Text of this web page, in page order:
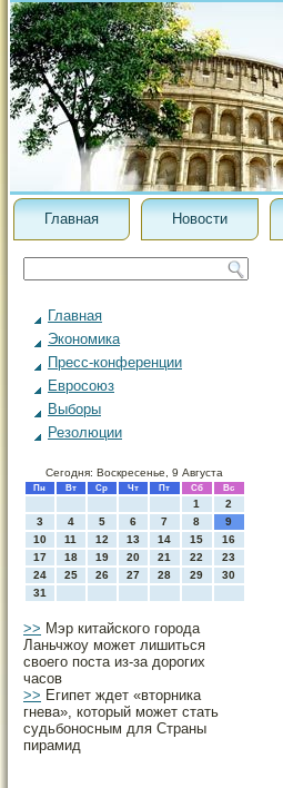
Главная Новости
Главная
Экономика
Пресс-конференции
Евросоюз
Выборы
Резолюции
Сегодня: Воскресенье, 9 Августа
Пн Вт Ср Чт Пт Сб Вс
1
2
3
4 5 6 7 8
9
10
11 12 13 14 15
16
17
18 19 20 21 22
23
24
25 26 27 28 29
30
31
>> Мэр китайского города
Ланьчжоу может лишиться
своего поста из-за дорогих
часов
>> Египет ждет «вторника
гнева», который может стать
судьбоносным для Страны
пирамид